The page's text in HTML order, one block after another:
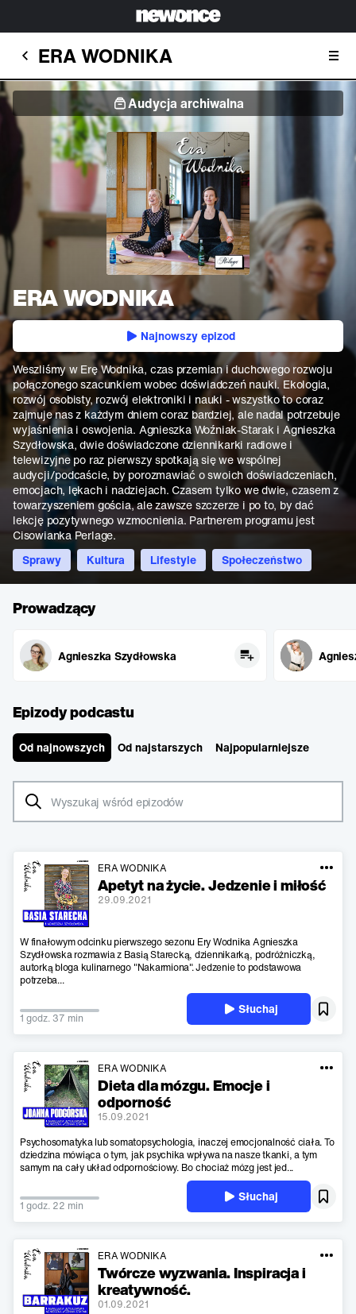
ERA WODNIKA
Audycja archiwalna
ERA WODNIKA
Najnowszy epizod
Weszliśmy w Erę Wodnika, czas przemian i duchowego rozwoju
połączonego szacunkiem wobec doświadczeń nauki. Ekologia,
rozwój osobisty, rozwój elektroniki i nauki - wszystko to coraz
zajmuje nas z każdym dniem coraz bardziej, ale nadal potrzebuje
wyjaśnienia i oswojenia. Agnieszka Woźniak-Starak i Agnieszka
Szydłowska, dwie doświadczone dziennikarki radiowe i
telewizyjne po raz pierwszy spotkają się we wspólnej
audycji/podcaście, by porozmawiać o swoich doświadczeniach,
emocjach, lękach i nadziejach. Czasem tylko we dwie, czasem z
towarzyszeniem gościa, ale zawsze szczerze i po to, by dać
lekcję pozytywnego wzmocnienia. Partnerem programu jest
Cisowianka Perlage.
Sprawy
Kultura Lifestyle Społeczeństwo
Epizody podcastu
Od najnowszych Od najstarszych Najpopularniejsze
ERA WODNIKA
Apetyt na życie. Jedzenie i miłość
29.09.2021
W finałowym odcinku pierwszego sezonu Ery Wodnika Agnieszka
Szydłowska rozmawia z Basią Starecką, dziennikarką, podróżniczką,
autorką bloga kulinarnego "Nakarmiona". Jedzenie to podstawowa
potrzeba...
1 godz. 37 min
Słuchaj
ERA WODNIKA
Dieta dla mózgu. Emocje i
odporność
15.09.2021
Psychosomatyka lub somatopsychologia, inaczej emocjonalność ciała. To
dziedzina mówiąca o tym, jak psychika wpływa na nasze tkanki, a tym
samym na cały układ odpornościowy. Bo chociaż mózg jest jed...
1 godz. 22 min
Słuchaj
ERA WODNIKA
Twórcze wyzwania. Inspiracja i
kreatywność.
01.09.2021
Prowadzący
Agnieszka Szydłowska